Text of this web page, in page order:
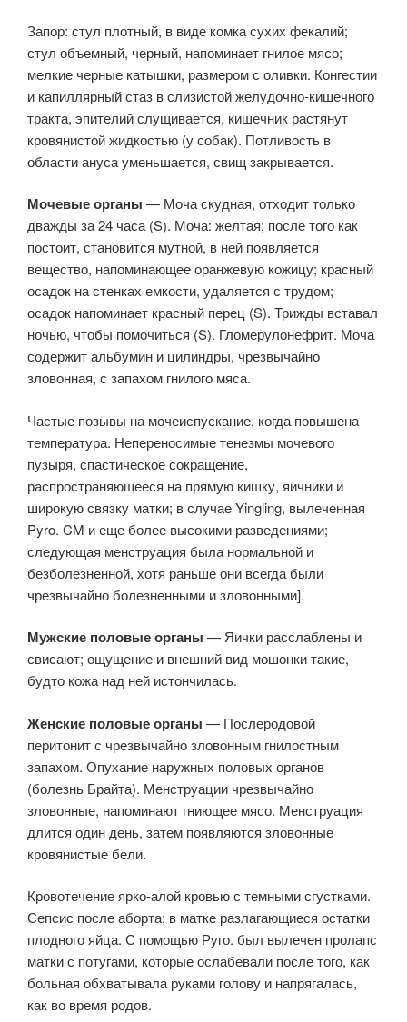
Запор: стул плотный, в виде комка сухих фекалий;
стул объемный, черный, напоминает гнилое мясо;
мелкие черные катышки, размером с оливки. Конгестии
и капиллярный стаз в слизистой желудочно-кишечного
тракта, эпителий слущивается, кишечник растянут
кровянистой жидкостью (у собак). Потливость в
области ануса уменьшается, свищ закрывается.
Мочевые органы — Моча скудная, отходит только
дважды за 24 часа (S). Моча: желтая; после того как
постоит, становится мутной, в ней появляется
вещество, напоминающее оранжевую кожицу; красный
осадок на стенках емкости, удаляется с трудом;
осадок напоминает красный перец (S). Трижды вставал
ночью, чтобы помочиться (S). Гломерулонефрит. Моча
содержит альбумин и цилиндры, чрезвычайно
зловонная, с запахом гнилого мяса.
Частые позывы на мочеиспускание, когда повышена
температура. Непереносимые тенезмы мочевого
пузыря, спастическое сокращение,
распространяющееся на прямую кишку, яичники и
широкую связку матки; в случае Yingling, вылеченная
Pyro. CM и еще более высокими разведениями;
следующая менструация была нормальной и
безболезненной, хотя раньше они всегда были
чрезвычайно болезненными и зловонными].
Мужские половые органы — Яички расслаблены и
свисают; ощущение и внешний вид мошонки такие,
будто кожа над ней истончилась.
Женские половые органы — Послеродовой
перитонит с чрезвычайно зловонным гнилостным
запахом. Опухание наружных половых органов
(болезнь Брайта). Менструации чрезвычайно
зловонные, напоминают гниющее мясо. Менструация
длится один день, затем появляются зловонные
кровянистые бели.
Кровотечение ярко-алой кровью с темными сгустками.
Сепсис после аборта; в матке разлагающиеся остатки
плодного яйца. С помощью Руго. был вылечен пролапс
матки с потугами, которые ослабевали после того, как
больная обхватывала руками голову и напрягалась,
как во время родов.